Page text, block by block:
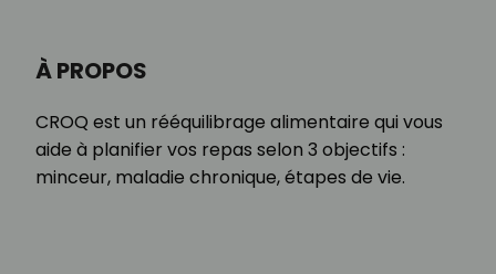
À PROPOS
CROQ est un rééquilibrage alimentaire qui vous
aide à planifier vos repas selon 3 objectifs :
minceur, maladie chronique, étapes de vie.